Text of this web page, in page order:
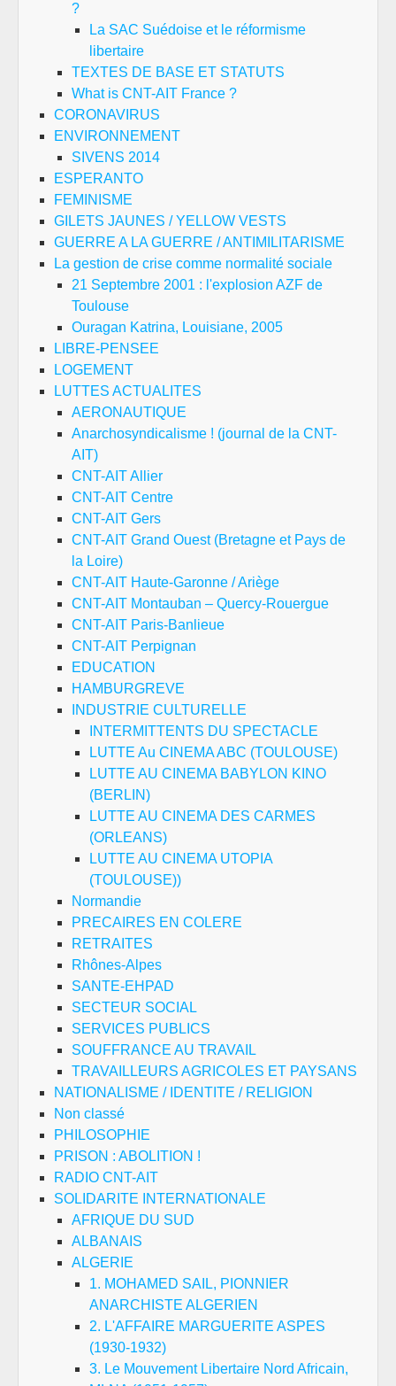
?
La SAC Suédoise et le réformisme
libertaire
TEXTES DE BASE ET STATUTS
What is CNT-AIT France ?
CORONAVIRUS
ENVIRONNEMENT
SIVENS 2014
ESPERANTO
FEMINISME
GILETS JAUNES / YELLOW VESTS
GUERRE A LA GUERRE / ANTIMILITARISME
La gestion de crise comme normalité sociale
21 Septembre 2001 : l'explosion AZF de
Toulouse
Ouragan Katrina, Louisiane, 2005
LIBRE-PENSEE
LOGEMENT
LUTTES ACTUALITES
AERONAUTIQUE
Anarchosyndicalisme ! (journal de la CNT-
AIT)
CNT-AIT Allier
CNT-AIT Centre
CNT-AIT Gers
CNT-AIT Grand Ouest (Bretagne et Pays de
la Loire)
CNT-AIT Haute-Garonne / Ariège
CNT-AIT Montauban – Quercy-Rouergue
CNT-AIT Paris-Banlieue
CNT-AIT Perpignan
EDUCATION
HAMBURGREVE
INDUSTRIE CULTURELLE
INTERMITTENTS DU SPECTACLE
LUTTE Au CINEMA ABC (TOULOUSE)
LUTTE AU CINEMA BABYLON KINO
(BERLIN)
LUTTE AU CINEMA DES CARMES
(ORLEANS)
LUTTE AU CINEMA UTOPIA
(TOULOUSE))
Normandie
PRECAIRES EN COLERE
RETRAITES
Rhônes-Alpes
SANTE-EHPAD
SECTEUR SOCIAL
SERVICES PUBLICS
SOUFFRANCE AU TRAVAIL
TRAVAILLEURS AGRICOLES ET PAYSANS
NATIONALISME / IDENTITE / RELIGION
Non classé
PHILOSOPHIE
PRISON : ABOLITION !
RADIO CNT-AIT
SOLIDARITE INTERNATIONALE
AFRIQUE DU SUD
ALBANAIS
ALGERIE
1. MOHAMED SAIL, PIONNIER
ANARCHISTE ALGERIEN
2. L'AFFAIRE MARGUERITE ASPES
(1930-1932)
3. Le Mouvement Libertaire Nord Africain,